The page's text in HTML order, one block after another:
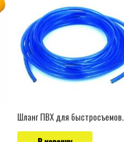
Шланг ПВХ для быстросъемов.